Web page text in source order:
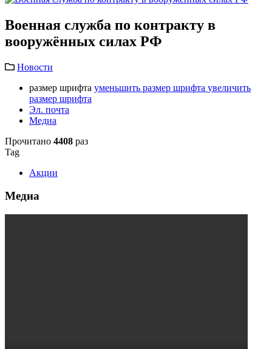
Военная служба по контракту в
вооружённых силах РФ
Новости
размер шрифта уменьшить размер шрифта увеличить
размер шрифта
Эл. почта
Медиа
Прочитано 4408 раз
Tag
Акции
Медиа